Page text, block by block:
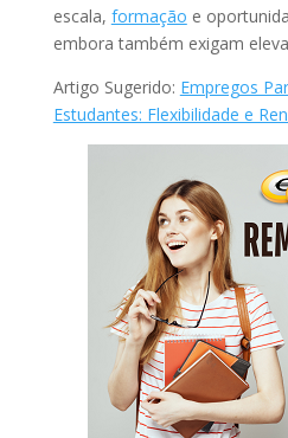
escala, formação e
embora também exigam
Artigo Sugerido: Empregos
Estudantes: Flexibilidade e